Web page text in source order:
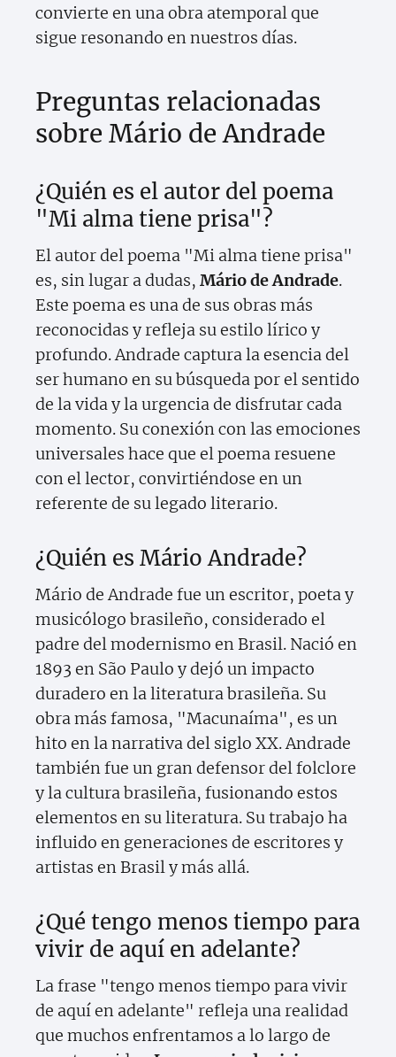
convierte en una obra atemporal que
sigue resonando en nuestros días.
Preguntas relacionadas
sobre Mário de Andrade
¿Quién es el autor del poema
"Mi alma tiene prisa"?
El autor del poema "Mi alma tiene prisa"
es, sin lugar a dudas, Mário de Andrade.
Este poema es una de sus obras más
reconocidas y refleja su estilo lírico y
profundo. Andrade captura la esencia del
ser humano en su búsqueda por el sentido
de la vida y la urgencia de disfrutar cada
momento. Su conexión con las emociones
universales hace que el poema resuene
con el lector, convirtiéndose en un
referente de su legado literario.
¿Quién es Mário Andrade?
Mário de Andrade fue un escritor, poeta y
musicólogo brasileño, considerado el
padre del modernismo en Brasil. Nació en
1893 en São Paulo y dejó un impacto
duradero en la literatura brasileña. Su
obra más famosa, "Macunaíma", es un
hito en la narrativa del siglo XX. Andrade
también fue un gran defensor del folclore
y la cultura brasileña, fusionando estos
elementos en su literatura. Su trabajo ha
influido en generaciones de escritores y
artistas en Brasil y más allá.
¿Qué tengo menos tiempo para
vivir de aquí en adelante?
La frase "tengo menos tiempo para vivir
de aquí en adelante" refleja una realidad
que muchos enfrentamos a lo largo de